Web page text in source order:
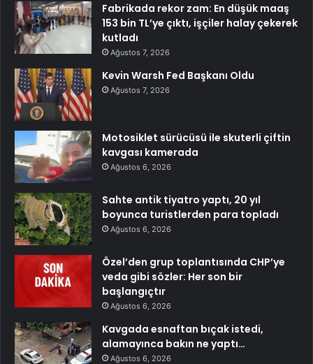
Fabrikada rekor zam: En düşük maaş
153 bin TL’ye çıktı, işçiler halay çekerek
kutladı
Ağustos 7, 2026
Kevin Warsh Fed Başkanı Oldu
Ağustos 7, 2026
Motosiklet sürücüsü ile skuterli çiftin
kavgası kamerada
Ağustos 6, 2026
Sahte antik tiyatro yaptı, 20 yıl
boyunca turistlerden para topladı
Ağustos 6, 2026
Özel’den grup toplantısında CHP’ye
veda gibi sözler: Her son bir
başlangıçtır
Ağustos 6, 2026
Kavgada esnaftan bıçak istedi,
alamayınca bakın ne yaptı…
Ağustos 6, 2026